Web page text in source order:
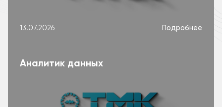
13.07.2026 Подробнее
Аналитик данных